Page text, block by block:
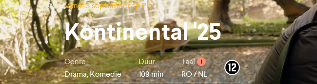
Vanaf 3 september op Picl
Kontinental '25
Genre
Drama, Komedie
Duur
109 min
Taal i
RO / NL